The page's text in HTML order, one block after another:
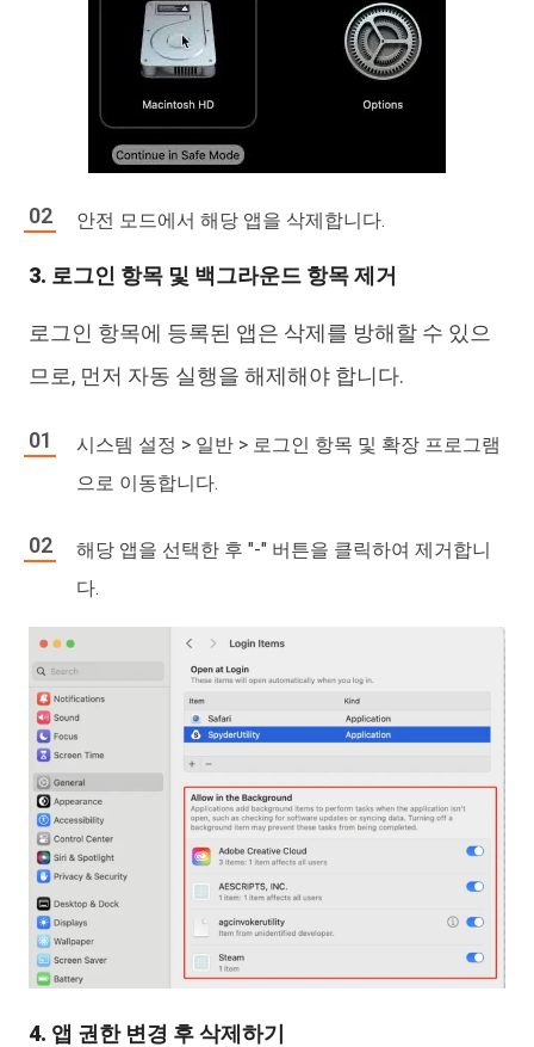
안전 모드에서 해당 앱을 삭제합니다.
3. 로그인 항목 및 백그라운드 항목 제거
로그인 항목에 등록된 앱은 삭제를 방해할 수 있으
므로, 먼저 자동 실행을 해제해야 합니다.
시스템 설정 > 일반 > 로그인 항목 및 확장 프로그램
으로 이동합니다.
해당 앱을 선택한 후 "-" 버튼을 클릭하여 제거합니
다.
4. 앱 권한 변경 후 삭제하기